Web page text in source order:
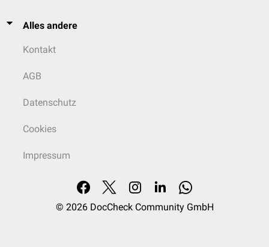
Alles andere
Kontakt
AGB
Datenschutz
Cookies
Impressum
© 2026 DocCheck Community GmbH